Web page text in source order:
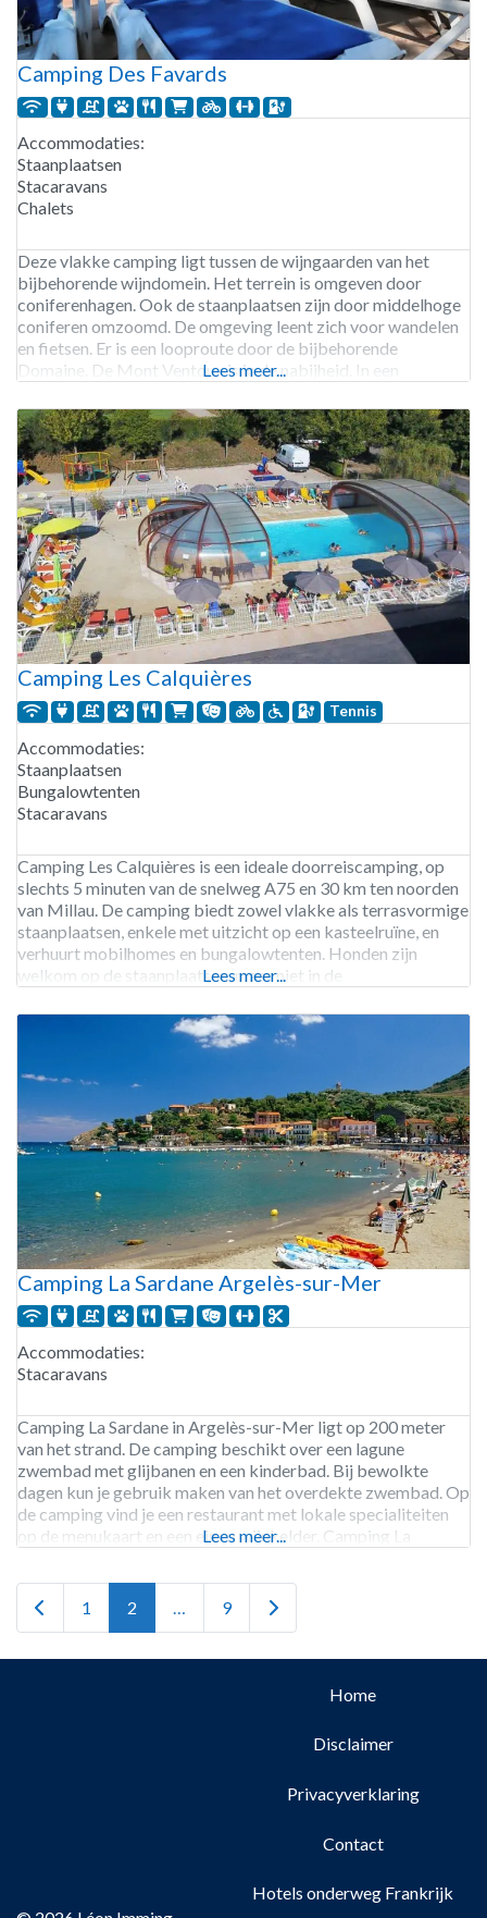
Camping Des Favards
Accommodaties:
Staanplaatsen
Stacaravans
Chalets
Deze vlakke camping ligt tussen de wijngaarden van het
bijbehorende wijndomein. Het terrein is omgeven door
coniferenhagen. Ook de staanplaatsen zijn door middelhoge
coniferen omzoomd. De omgeving leent zich voor wandelen
en fietsen. Er is een looproute door de bijbehorende
Domaine. De Mont Ventoux is in de nabijheid. In een
gemaakt met daarbij tafels
Lees meer...
Camping Les Calquières
Tennis
Accommodaties:
Staanplaatsen
Bungalowtenten
Stacaravans
Camping Les Calquières is een ideale doorreiscamping, op
slechts 5 minuten van de snelweg A75 en 30 km ten noorden
van Millau. De camping biedt zowel vlakke als terrasvormige
staanplaatsen, enkele met uitzicht op een kasteelruïne, en
verhuurt mobilhomes en bungalowtenten. Honden zijn
welkom op de staanplaatsen, maar niet in de
verwarmd zwembad, een
Lees meer...
Camping La Sardane Argelès-sur-Mer
Accommodaties:
Stacaravans
Camping La Sardane in Argelès-sur-Mer ligt op 200 meter
van het strand. De camping beschikt over een lagune
zwembad met glijbanen en een kinderbad. Bij bewolkte
dagen kun je gebruik maken van het overdekte zwembad. Op
de camping vind je een restaurant met lokale specialiteiten
op de menukaart en een eigen wijnkelder. Camping La
Lees meer...
Newer posts
1 2 … 9 Older posts
Home
Disclaimer
Privacyverklaring
Contact
Hotels onderweg Frankrijk